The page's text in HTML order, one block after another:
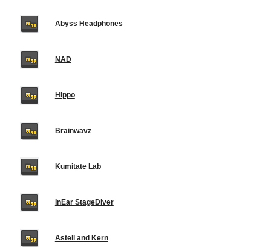
Abyss Headphones
NAD
Hippo
Brainwavz
Kumitate Lab
InEar StageDiver
Astell and Kern